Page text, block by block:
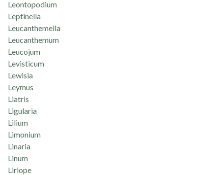
Leontopodium
Leptinella
Leucanthemella
Leucanthemum
Leucojum
Levisticum
Lewisia
Leymus
Liatris
Ligularia
Lilium
Limonium
Linaria
Linum
Liriope